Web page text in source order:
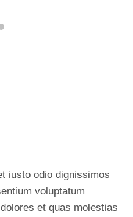
iusto odio dignissimos
voluptatum
et quas molestias